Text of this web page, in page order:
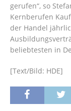
gerufen“, so
Kernberufen
der Handel
beliebtesten in
[Text/Bild: HDE]